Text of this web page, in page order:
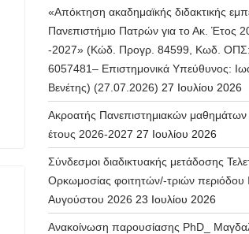
«Απόκτηση ακαδημαϊκής διδακτικής
Πανεπιστήμιο Πατρών για το Ακ. Έτος
-2027» (Κώδ. Προγρ. 84599, Κωδ. ΟΠΣ:
6057481– Επιστημονικά Υπεύθυνος:
Βενέτης) (27.07.2026) 27 Ιουλίου 2026
Ακροατής Πανεπιστημιακών μαθημάτων
έτους 2026-2027 27 Ιουλίου 2026
Σύνδεσμοι διαδικτυακής μετάδοσης
Ορκωμοσίας φοιτητών/-τριών περιόδου
Αυγούστου 2026 23 Ιουλίου 2026
Ανακοίνωση παρουσίασης PhD_